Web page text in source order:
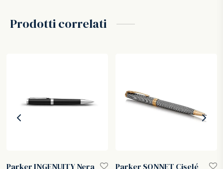
Prodotti correlati
Parker INGENUITY Nera
Parker SONNET Ciselé